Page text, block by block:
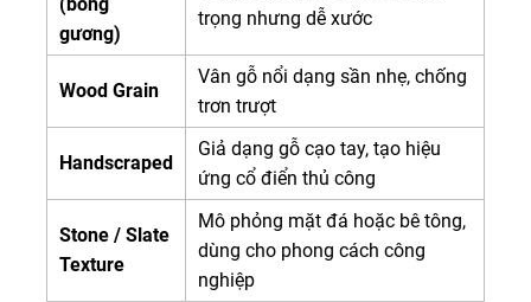
gương)
trọng nhưng dễ xước
Wood Grain
Vân gỗ nổi dạng sần nhẹ, chống
trơn trượt
Handscraped
Giả dạng gỗ cạo tay, tạo hiệu
ứng cổ điển thủ công
Stone / Slate
Texture
Mô phỏng mặt đá hoặc bê tông,
dùng cho phong cách công
nghiệp